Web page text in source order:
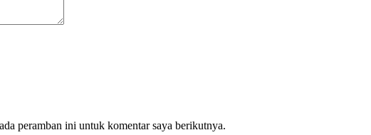
peramban ini untuk komentar saya berikutnya.